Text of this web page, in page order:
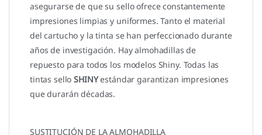
asegurarse de que su sello ofrece constantemente
impresiones limpias y uniformes. Tanto el material
del cartucho y la tinta se han perfeccionado durante
años de investigación. Hay almohadillas de
repuesto para todos los modelos Shiny. Todas las
tintas selloSHINYestándar garantizan impresiones
que durarán décadas.
SUSTITUCIÓN DE LA ALMOHADILLA